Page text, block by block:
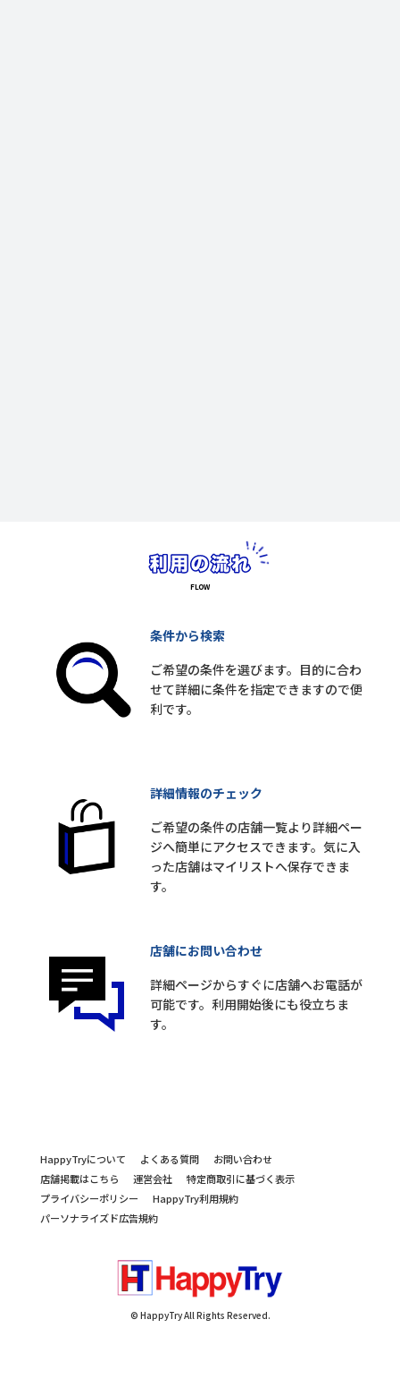
条件から検索
ご希望の条件を選びます。目的に合わ
せて詳細に条件を指定できますので便
利です。
詳細情報のチェック
ご希望の条件の店舗一覧より詳細ペー
ジへ簡単にアクセスできます。気に入
った店舗はマイリストへ保存できま
す。
店舗にお問い合わせ
詳細ページからすぐに店舗へお電話が
可能です。利用開始後にも役立ちま
す。
HappyTryについて よくある質問
お問い合わせ
店舗掲載はこちら
運営会社
特定商取引に基づく表示
プライバシーポリシー
HappyTry利用規約
パーソナライズド広告規約
© HappyTry All Rights Reserved.